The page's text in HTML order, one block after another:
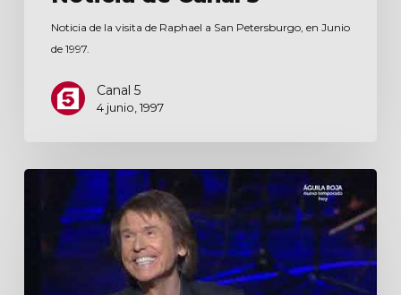
Noticia de la visita de Raphael a San Petersburgo, en Junio
de 1997.
Canal 5
4 junio, 1997
Corazón